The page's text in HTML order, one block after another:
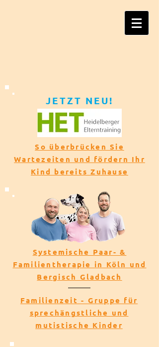
JETZT NEU!​​
So überbrücken Sie
Wartezeiten und fördern Ihr
Kind bereits Zuhause
Systemische Paar- &
Familientherapie in Köln und
Bergisch Gladbach
Familienzeit - Gruppe für
sprechängstliche und
mutistische Kinder